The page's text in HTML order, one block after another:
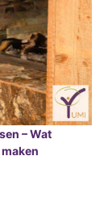
– Wat